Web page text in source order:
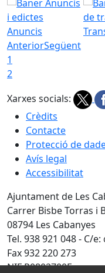
Anuncis
AnteriorSegüent
1
2
Xarxes socials:
Crèdits
Contacte
Protecció de
Avís legal
Accessibilitat
Ajuntament de Les
Carrer Bisbe Torras i
08794 Les Cabanyes
Tel. 938 921 048 - C/
Fax 932 220 273
NIF P0802700E